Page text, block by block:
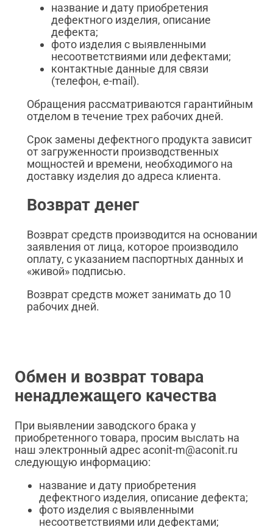
название и дату приобретения
дефектного изделия, описание
дефекта;
фото изделия с выявленными
несоответствиями или дефектами;
контактные данные для связи
(телефон, e-mail).
Обращения рассматриваются гарантийным
отделом в течение трех рабочих дней.
Срок замены дефектного продукта зависит
от загруженности производственных
мощностей и времени, необходимого на
доставку изделия до адреса клиента.
Возврат денег
Возврат средств производится на основании
заявления от лица, которое производило
оплату, с указанием паспортных данных и
«живой» подписью.
Возврат средств может занимать до 10
рабочих дней.
Обмен и возврат товара
ненадлежащего качества
При выявлении заводского брака у
приобретенного товара, просим выслать на
наш электронный адрес aconit-m@aconit.ru
следующую информацию:
название и дату приобретения
дефектного изделия, описание дефекта;
фото изделия с выявленными
несоответствиями или дефектами;